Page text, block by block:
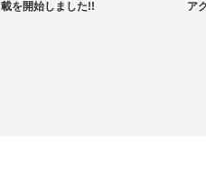
載を開始しました!!
ア